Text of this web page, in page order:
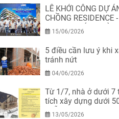
LỄ KHỞI CÔNG DỰ
CHỒNG RESIDENCE
TRANG-KHÁNH HÒA
15/06/2026
5 điều cần lưu ý khi
tránh nứt
04/06/2026
Từ 1/7, nhà ở dưới 7
tích xây dựng dưới
miễn giấy phép xây
13/05/2026